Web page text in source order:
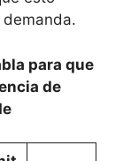
para que
de